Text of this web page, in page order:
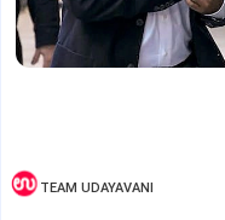
TEAM UDAYAVANI